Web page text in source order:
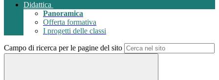
Didattica
Panoramica
Offerta formativa
I progetti delle classi
Campo di ricerca per le pagine del sito